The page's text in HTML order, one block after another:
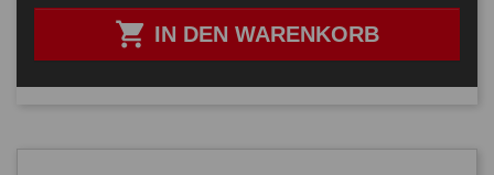
 IN DEN WARENKORB